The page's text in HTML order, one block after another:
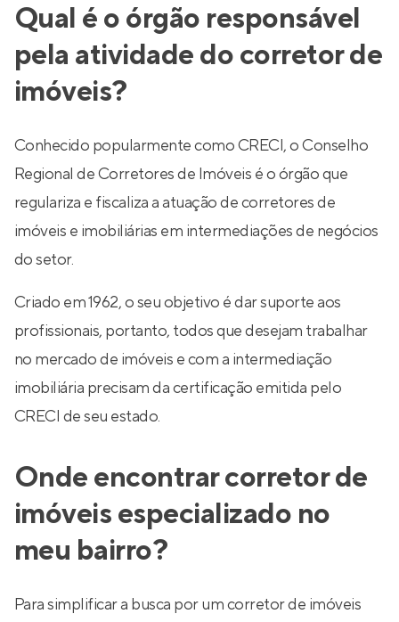
Qual é o órgão responsável
pela atividade do corretor de
imóveis?
Conhecido popularmente como CRECI, o Conselho
Regional de Corretores de Imóveis é o órgão que
regulariza e fiscaliza a atuação de corretores de
imóveis e imobiliárias em intermediações de negócios
do setor.
Criado em 1962, o seu objetivo é dar suporte aos
profissionais, portanto, todos que desejam trabalhar
no mercado de imóveis e com a intermediação
imobiliária precisam da certificação emitida pelo
CRECI de seu estado.
Onde encontrar corretor de
imóveis especializado no
meu bairro?
Para simplificar a busca por um corretor de imóveis